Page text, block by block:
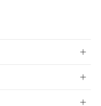
社基準）
含有を証明す
含有を証明する
酸エステル類４